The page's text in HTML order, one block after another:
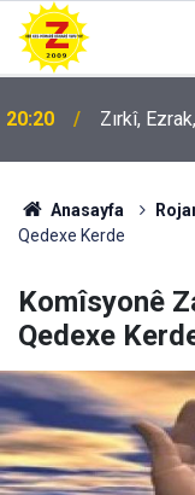
20:20
09:56 Ji Zilma
Anasayfa
Qedexe Kerde
Komîsyonê
Qedexe